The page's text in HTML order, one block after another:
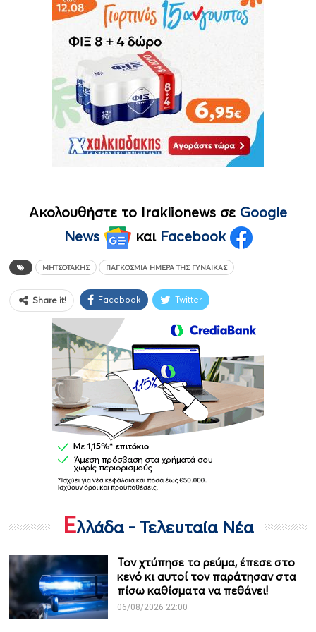
Ακολουθήστε το Iraklionews σε Google
News
και Facebook
ΜΗΤΣΟΤΆΚΗΣ ΠΑΓΚΌΣΜΙΑ ΗΜΈΡΑ ΤΗΣ ΓΥΝΑΊΚΑΣ
Share it! Facebook Twitter
Ελλάδα - Τελευταία Νέα
Τον χτύπησε το ρεύμα, έπεσε στο
κενό κι αυτοί τον παράτησαν στα
πίσω καθίσματα να πεθάνει!
06/08/2026 22:00